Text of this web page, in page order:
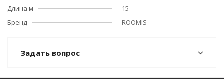
Длина м
15
Бренд
ROOMIS
Задать вопрос